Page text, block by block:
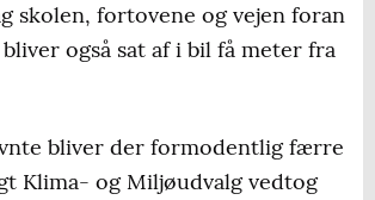
skolen, fortovene og vejen foran
også sat af i bil få meter fra
bliver der formodentlig færre
Klima- og Miljøudvalg vedtog